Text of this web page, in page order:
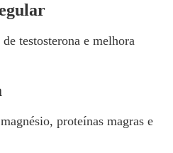
testosterona e melhora
proteínas magras e